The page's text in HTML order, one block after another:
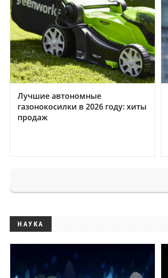
Лучшие автономные
газонокосилки в 2026 году: хиты
продаж
НАУКА